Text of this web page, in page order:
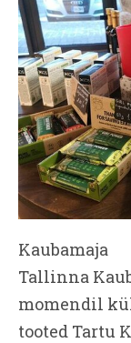
Kaubamaja
Tallinna
momendil
tooted Tartu